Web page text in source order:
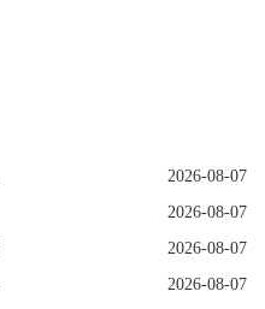
2026-08-07
2026-08-07
2026-08-07
2026-08-07